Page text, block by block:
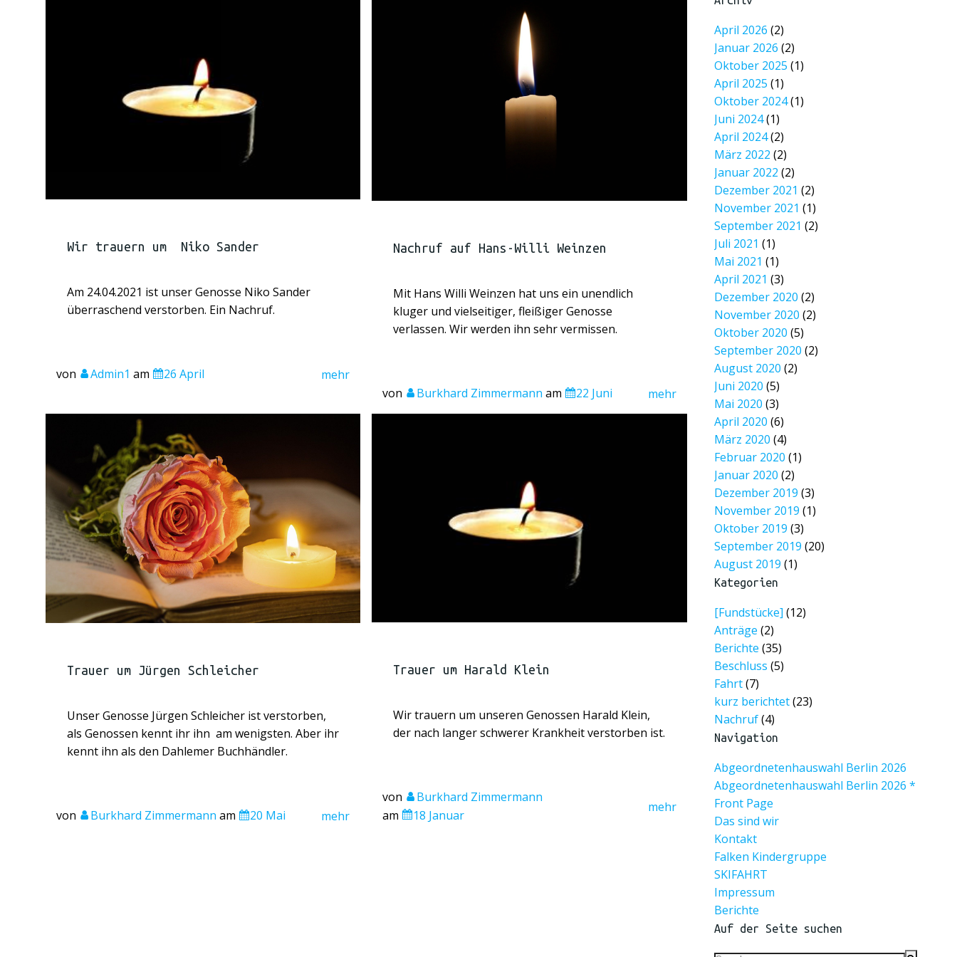
Wir trauern um Niko Sander
Am 24.04.2021 ist unser Genosse Niko Sander
überraschend verstorben. Ein Nachruf.
von Admin1 am 26 April mehr
Nachruf auf Hans-Willi Weinzen
Mit Hans Willi Weinzen hat uns ein unendlich
kluger und vielseitiger, fleißiger Genosse
verlassen. Wir werden ihn sehr vermissen.
von Burkhard Zimmermann am 22 Juni mehr
Trauer um Jürgen Schleicher
Unser Genosse Jürgen Schleicher ist verstorben,
als Genossen kennt ihr ihn am wenigsten. Aber ihr
kennt ihn als den Dahlemer Buchhändler.
von Burkhard Zimmermann am 20 Mai mehr
Trauer um Harald Klein
Wir trauern um unseren Genossen Harald Klein,
der nach langer schwerer Krankheit verstorben ist.
von
Burkhard Zimmermann
am
18 Januar
mehr
April 2026 (2)
Januar 2026 (2)
Oktober 2025 (1)
April 2025 (1)
Oktober 2024(1)
Juni 2024(1)
April 2024(2)
März 2022 (2)
Januar 2022 (2)
Dezember 2021 (2)
November 2021 (1)
September 2021 (2)
Juli 2021 (1)
Mai 2021 (1)
April 2021 (3)
Dezember 2020 (2)
November 2020 (2)
Oktober 2020 (5)
September 2020 (2)
August 2020 (2)
Juni 2020 (5)
Mai 2020 (3)
April 2020 (6)
März 2020 (4)
Februar 2020 (1)
Januar 2020 (2)
Dezember 2019 (3)
November 2019 (1)
Oktober 2019 (3)
September 2019 (20)
August 2019 (1)
Kategorien
[Fundstücke] (12)
Anträge (2)
Berichte (35)
Beschluss (5)
Fahrt(7)
kurz berichtet(23)
Nachruf(4)
Navigation
Abgeordnetenhauswahl Berlin 2026
Abgeordnetenhauswahl Berlin 2026 *
Front Page
Das sind wir
Kontakt
Falken Kindergruppe
SKIFAHRT
Impressum
Berichte
Auf der Seite suchen